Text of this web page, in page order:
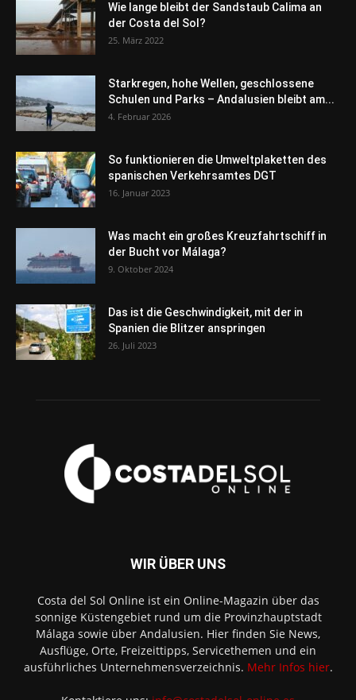
Wie lange bleibt der Sandstaub Calima an
der Costa del Sol?
25. März 2022
Starkregen, hohe Wellen, geschlossene
Schulen und Parks – Andalusien bleibt am...
4. Februar 2026
So funktionieren die Umweltplaketten des
spanischen Verkehrsamtes DGT
16. Januar 2023
Was macht ein großes Kreuzfahrtschiff in
der Bucht vor Málaga?
9. Oktober 2024
Das ist die Geschwindigkeit, mit der in
Spanien die Blitzer anspringen
26. Juli 2023
WIR ÜBER UNS
Costa del Sol Online ist ein Online-Magazin über das
sonnige Küstengebiet rund um die Provinzhauptstadt
Málaga sowie über Andalusien. Hier finden Sie News,
Ausflüge, Orte, Freizeittipps, Servicethemen und ein
ausführliches Unternehmensverzeichnis. Mehr Infos hier.